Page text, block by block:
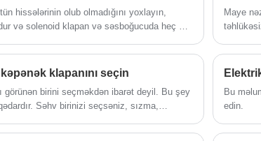
hissələrinin olub olmadığını yoxlayın,
və solenoid klapan və səsboğucuda heç bir
Maye
dizaynı
klapanını seçin
görünən birini seçməkdən ibarət deyil. Bu şey
Səhv birinizi seçsəniz, sızma,
üçün diqqət yetirməyiniz lazım olan bir
Bu
edin.